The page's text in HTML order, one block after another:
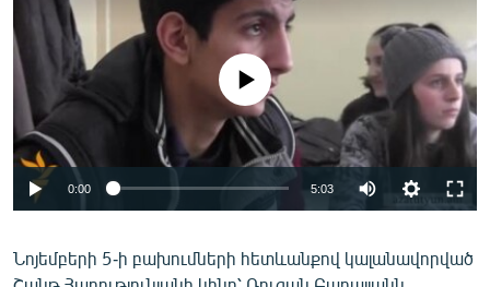
ՄԻՋԱԶԳԱՅԻՆ
ՄՇԱԿՈՒՅԹ
ՍՊՈՐՏ
ՄԵԿՆԱԲԱՆՈՒԹՅՈՒՆ
ՏՏ ԵՒ ԻՆՏԵՐՆԵՏ
ԱՐԽԻՎ
No media source currently available
0:00 5:03
Նոյեմբերի 5-ի բախումների հետևանքով կալանավորված